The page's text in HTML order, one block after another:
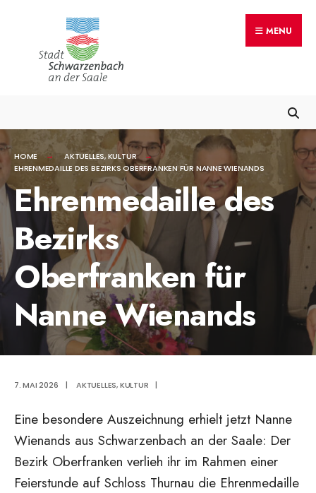
content
MENU
HOME AKTUELLES,KULTUR
EHRENMEDAILLE DES BEZIRKS OBERFRANKEN FÜR NANNE WIENANDS
Ehrenmedaille des
Bezirks
Oberfranken für
Nanne Wienands
7. MAI 2026 | AKTUELLES,KULTUR |
Eine besondere Auszeichnung erhielt jetzt Nanne
Wienands aus Schwarzenbach an der Saale: Der
Bezirk Oberfranken verlieh ihr im Rahmen einer
Feierstunde auf Schloss Thurnau die Ehrenmedaille